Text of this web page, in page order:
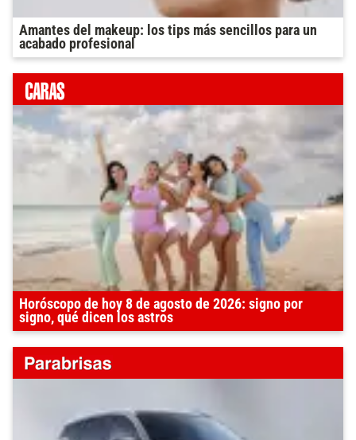
Amantes del makeup: los tips más sencillos para un
acabado profesional
Horóscopo de hoy 8 de agosto de 2026: signo por
signo, qué dicen los astros